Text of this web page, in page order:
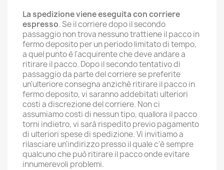
La spedizione viene eseguita con corriere
espresso. Se il corriere dopo il secondo
passaggio non trova nessuno trattiene il pacco in
fermo deposito per un periodo limitato di tempo,
a quel punto è l'acquirente che deve andare a
ritirare il pacco. Dopo il secondo tentativo di
passaggio da parte del corriere se preferite
un'ulteriore consegna anzichè ritirare il pacco in
fermo deposito, vi saranno addebitati ulteriori
costi a discrezione del corriere. Non ci
assumiamo costi di nessun tipo, quallora il pacco
torni indietro, vi sarà rispedito previo pagamento
di ulteriori spese di spedizione. Vi invitiamo a
rilasciare un'indirizzo presso il quale c'è sempre
qualcuno che può ritirare il pacco onde evitare
innumerevoli problemi.